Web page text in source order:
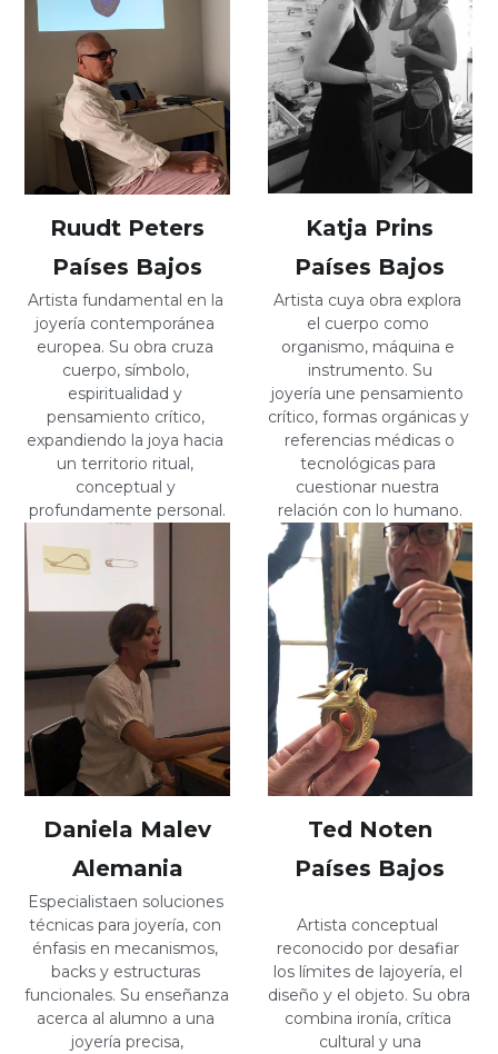
Ruudt Peters
Países Bajos
Artista fundamental en la
joyería contemporánea
europea. Su obra cruza
cuerpo, símbolo,
espiritualidad y
pensamiento crítico,
expandiendo la joya hacia
un territorio ritual,
conceptual y
profundamente personal.
Katja Prins
Países Bajos
Artista cuya obra explora
el cuerpo como
organismo, máquina e
instrumento. Su
joyería une pensamiento
crítico, formas orgánicas y
referencias médicas o
tecnológicas para
cuestionar nuestra
relación con lo humano.
Daniela Malev
Alemania
Especialistaen soluciones
técnicas para joyería, con
énfasis en mecanismos,
backs y estructuras
funcionales. Su enseñanza
acerca al alumno a una
joyería precisa,
Ted Noten
Países Bajos
Artista conceptual
reconocido por desafiar
los límites de lajoyería, el
diseño y el objeto. Su obra
combina ironía, crítica
cultural y una